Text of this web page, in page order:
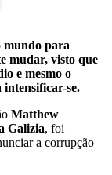
mundo para
mudar, visto que
e mesmo o
intensificar-se.
Matthew
Galizia, foi
a corrupção